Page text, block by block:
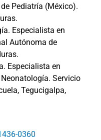
Pediatría (México).
Especialista en
Autónoma de
Especialista en
Servicio
Tegucigalpa,
0360